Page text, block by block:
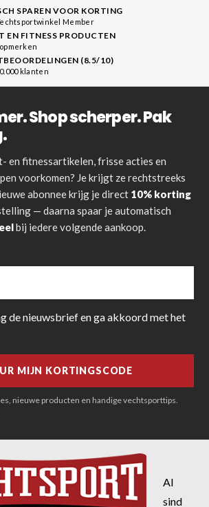
SPAREN VOOR KORTING
Member
EN FITNESS PRODUCTEN
(8.5/10)
klanten
Shop scherper. Pak
en fitnessartikelen, frisse acties en
voorkomen? Je krijgt ze rechtstreeks
abonnee krijg je direct 10% korting
— daarna spaar je automatisch
bij iedere volgende aankoop.
de nieuwsbrief en ga akkoord met het
nieuwe producten en handige vechtsporttips.
Al
sind